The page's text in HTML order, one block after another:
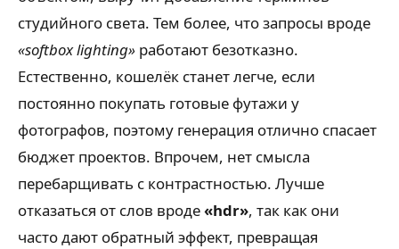
студийного света. Тем более, что запросы вроде
«softbox lighting» работают безотказно.
Естественно, кошелёк станет легче, если
постоянно покупать готовые футажи у
фотографов, поэтому генерация отлично спасает
бюджет проектов. Впрочем, нет смысла
перебарщивать с контрастностью. Лучше
отказаться от слов вроде«hdr», так как они
часто дают обратный эффект, превращая